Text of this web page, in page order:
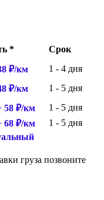
*
Срок
₽/км
1 - 4 дня
₽/км
1 - 5 дня
58 ₽/км
1 - 5 дня
68 ₽/км
1 - 5 дня
груза позвоните